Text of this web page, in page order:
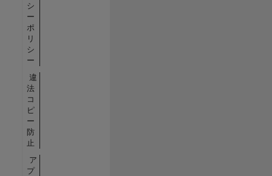
シ
ー
ポ
リ
シ
ー
違
法
コ
ピ
ー
防
止
ア
プ